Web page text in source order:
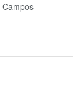
Campos